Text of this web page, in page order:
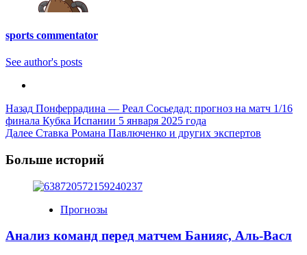
sports commentator
See author's posts
Post
Navigation
Назад Понферрадина — Реал Сосьедад: прогноз на матч 1/16
финала Кубка Испании 5 января 2025 года
Далее Ставка Романа Павлюченко и других экспертов
Больше историй
Прогнозы
Анализ команд перед матчем Банияс, Аль-Васл